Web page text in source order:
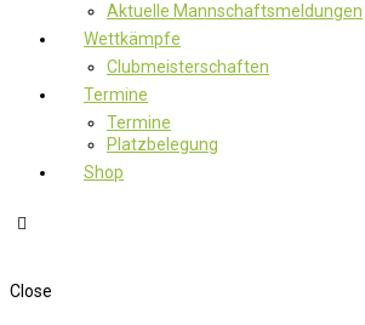
Aktuelle Mannschaftsmeldungen
Wettkämpfe
Clubmeisterschaften
Termine
Termine
Platzbelegung
Shop
Close